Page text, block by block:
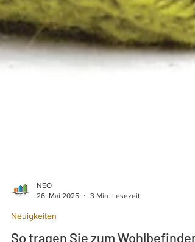
26. Mai 2025
Neuigkeiten